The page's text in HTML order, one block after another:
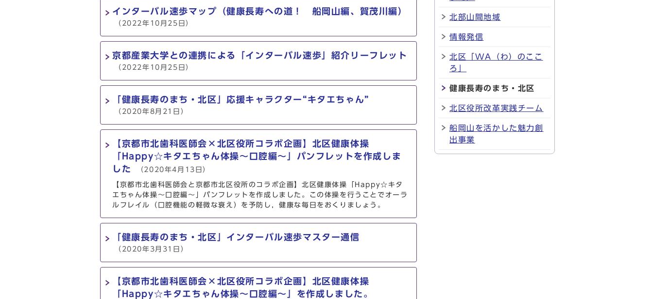
インターバル速歩マップ（健康長寿への道！ 船岡山編、賀茂川編）
（2022年10月25日）
京都産業大学との連携による「インターバル速歩」紹介リーフレット
（2022年10月25日）
「健康長寿のまち・北区」応援キャラクター“キタエちゃん”
（2020年8月21日）
【京都市北歯科医師会×北区役所コラボ企画】北区健康体操
「Happy☆キタエちゃん体操～口腔編～」パンフレットを作成しま
した
（2020年4月13日）
【京都市北歯科医師会と京都市北区役所のコラボ企画】北区健康体操「Happy☆キタ
エちゃん体操～口腔編～」パンフレットを作成しました。この体操を行うことでオーラ
ルフレイル（口腔機能の軽微な衰え）を予防し，健康な毎日をおくりましょう。
「健康長寿のまち・北区」インターバル速歩マスター通信
（2020年3月31日）
【京都市北歯科医師会×北区役所コラボ企画】北区健康体操
「Happy☆キタエちゃん体操～口腔編～」を作成しました。
北部山間地域
情報発信
北区「WA（わ）のここ
ろ」
健康長寿のまち・北区
北区役所改革実践チーム
船岡山を活かした魅力創
出事業